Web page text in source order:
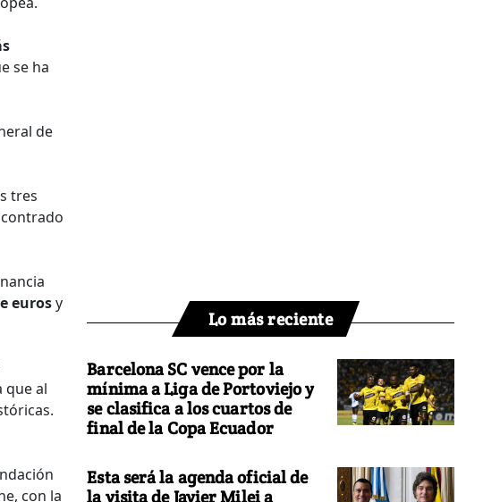
se ha
de
tres
eurosy
que al
con la
Lo más reciente
Barcelona SC vence por la
mínima a Liga de Portoviejo y
se clasifica a los cuartos de
final de la Copa Ecuador
Esta será la agenda oficial de
la visita de Javier Milei a